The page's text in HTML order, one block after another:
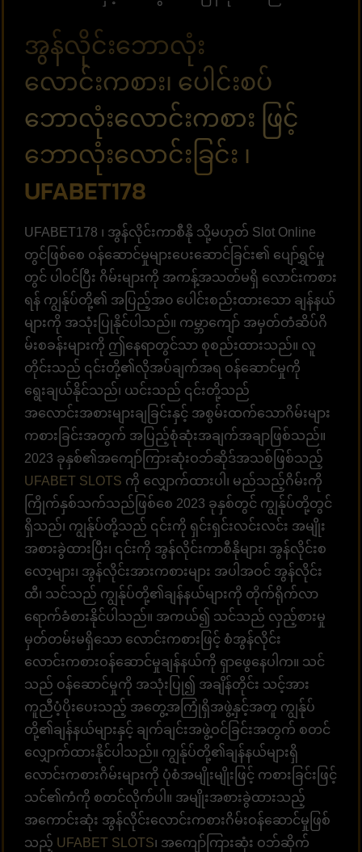
အွန်လိုင်းဘောလုံး
လောင်းကစား၊ ပေါင်းစပ်
ဘောလုံးလောင်းကစား ဖြင့်
ဘောလုံးလောင်းခြင်း ၊
UFABET178
UFABET178 ၊ အွန်လိုင်းကာစီနို သို့မဟုတ် Slot Online
တွင်ဖြစ်စေ ဝန်ဆောင်မှုများပေးဆောင်ခြင်း၏ ပျော်ရွှင်မှု
တွင် ပါဝင်ပြီး ဂိမ်းများကို အကန့်အသတ်မရှိ လောင်းကစား
ရန် ကျွန်ုပ်တို့၏ အပြည့်အ၀ ပေါင်းစည်းထားသော ချန်နယ်
များကို အသုံးပြုနိုင်ပါသည်။ ကမ္ဘာကျော် အမှတ်တံဆိပ်ဂိ
မ်းစခန်းများကို ဤနေရာတွင်သာ စုစည်းထားသည်။ လူ
တိုင်းသည် ၎င်းတို့၏လိုအပ်ချက်အရ ဝန်ဆောင်မှုကို
ရွေးချယ်နိုင်သည်၊ ယင်းသည် ၎င်းတို့သည်
အလောင်းအစားများချခြင်းနှင့် အစွမ်းထက်သောဂိမ်းများ
ကစားခြင်းအတွက် အပြည့်စုံဆုံးအချက်အချာဖြစ်သည်။
2023 ခုနှစ်၏အကျော်ကြားဆုံးဝဘ်ဆိုဒ်အသစ်ဖြစ်သည့်
UFABET SLOTS ကို လျှောက်ထားပါ၊ မည်သည့်ဂိမ်းကို
ကြိုက်နှစ်သက်သည်ဖြစ်စေ 2023 ခုနှစ်တွင် ကျွန်ုပ်တို့တွင်
ရှိသည်၊ ကျွန်ုပ်တို့သည် ၎င်းကို ရှင်းရှင်းလင်းလင်း အမျိုး
အစားခွဲထားပြီး၊ ၎င်းကို အွန်လိုင်းကာစီနိုများ၊ အွန်လိုင်းစ
လော့များ၊ အွန်လိုင်းအားကစားများ အပါအဝင် အွန်လိုင်း
ထီ၊ သင်သည် ကျွန်ုပ်တို့၏ချန်နယ်များကို တိုက်ရိုက်လာ
ရောက်ခံစားနိုင်ပါသည်။ အကယ်၍ သင်သည် လှည့်စားမှု
မှတ်တမ်းမရှိသော လောင်းကစားဖြင့် စံအွန်လိုင်း
လောင်းကစားဝန်ဆောင်မှုချန်နယ်ကို ရှာဖွေနေပါက။ သင်
သည် ဝန်ဆောင်မှုကို အသုံးပြု၍ အချိန်တိုင်း သင့်အား
ကူညီပံ့ပိုးပေးသည့် အတွေ့အကြုံရှိအဖွဲ့နှင့်အတူ ကျွန်ုပ်
တို့၏ချန်နယ်များနှင့် ချက်ချင်းအဖွဲ့ဝင်ခြင်းအတွက် စတင်
လျှောက်ထားနိုင်ပါသည်။ ကျွန်ုပ်တို့၏ချန်နယ်များရှိ
လောင်းကစားဂိမ်းများကို ပုံစံအမျိုးမျိုးဖြင့် ကစားခြင်းဖြင့်
သင်၏ကံကို စတင်လိုက်ပါ။ အမျိုးအစားခွဲထားသည့်
အကောင်းဆုံး အွန်လိုင်းလောင်းကစားဂိမ်းဝန်ဆောင်မှုဖြစ်
သည့် UFABET SLOTS၊ အကျော်ကြားဆုံး ဝဘ်ဆိုက်